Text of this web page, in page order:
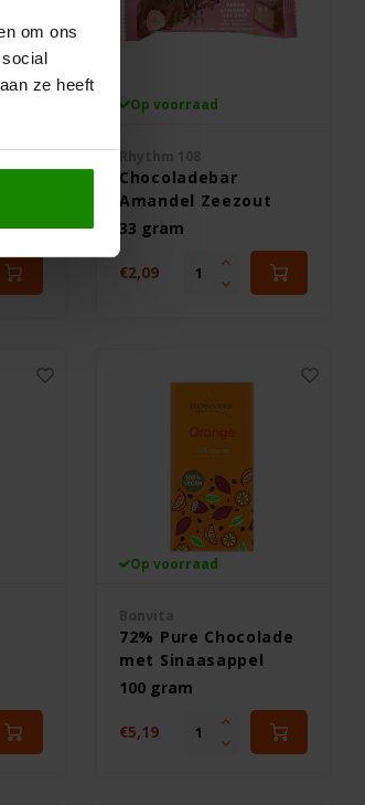
om ons
ze heeft
Op voorraad
Rhythm 108
Chocoladebar
Amandel Zeezout
Biologisch -
Glutenvrij
33 gram
€2,09
Op voorraad
72% Pure Chocolade
met Sinaasappel
Biologisch -
100 gram
€5,19